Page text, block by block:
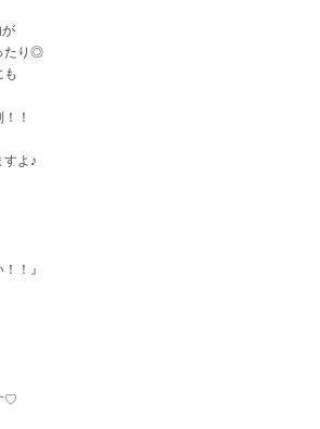
たり◎
！
よ♪
！』
♡